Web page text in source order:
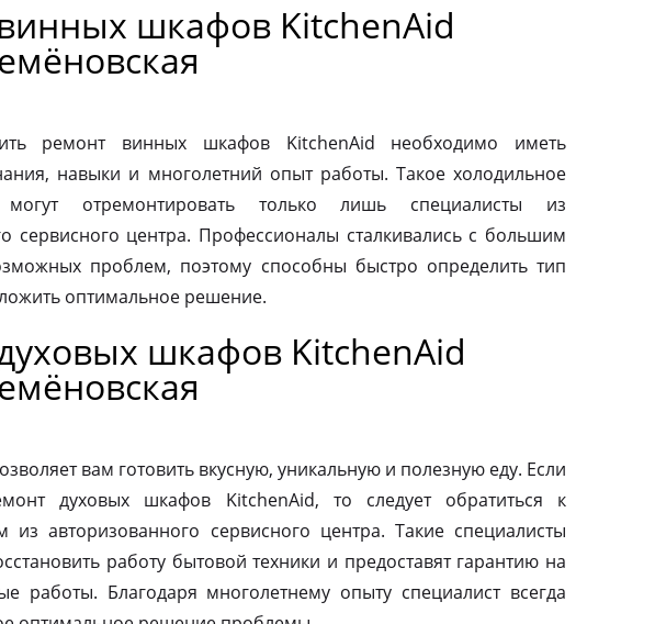
шкафов KitchenAid
ремонт винных шкафов KitchenAid необходимо иметь
навыки и многолетний опыт работы. Такое холодильное
могут отремонтировать только лишь специалисты из
сервисного центра. Профессионалы сталкивались с большим
проблем, поэтому способны быстро определить тип
оптимальное решение.
шкафов KitchenAid
вам готовить вкусную, уникальную и полезную еду. Если
духовых шкафов KitchenAid, то следует обратиться к
из авторизованного сервисного центра. Такие специалисты
работу бытовой техники и предоставят гарантию на
работы. Благодаря многолетнему опыту специалист всегда